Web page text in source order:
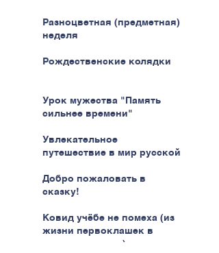
Разноцветная (предметная)
неделя
Рождественские колядки
Урок мужества "Память
сильнее времени"
Увлекательное
путешествие в мир русской
Добро пожаловать в
сказку!
Ковид учёбе не помеха (из
жизни первоклашек в
эпоху пандемии)